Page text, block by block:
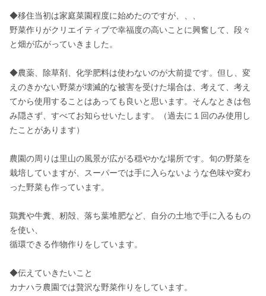
◆移住当初は家庭菜園程度に始めたのですが、、、
野菜作りがクリエイティブで幸福度の高いことに興奮して、段々
と畑が広がっていきました。
◆農薬、除草剤、化学肥料は使わないのが大前提です。但し、変
えのきかない野菜が壊滅的な被害を受けた場合は、考えて、考え
てから使用することはあっても良いと思います。そんなときは包
み隠さず、すべてお知らせいたします。（過去に１回のみ使用し
たことがあります）
農園の周りは里山の風景が広がる穏やかな場所です。旬の野菜を
栽培していますが、スーパーでは手に入らないような色味や変わ
った野菜も作っています。
鶏糞や牛糞、籾殻、落ち葉堆肥など、自分の土地で手に入るもの
を使い、
循環できる作物作りをしています。
◆伝えていきたいこと
カナハラ農園では贅沢な野菜作りをしています。